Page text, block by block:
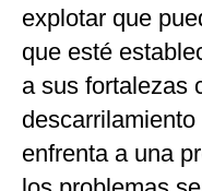
explotar que
que esté
a sus fortalezas
enfrenta a una